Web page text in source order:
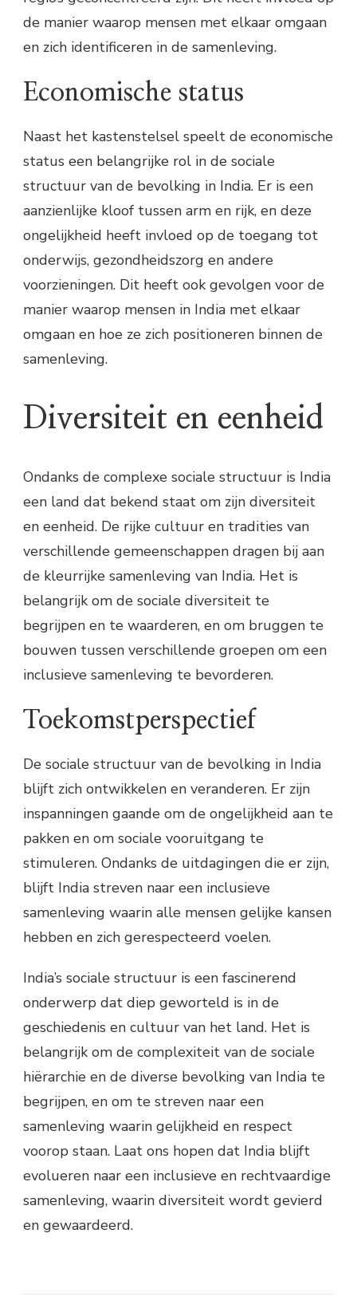
de manier waarop mensen met elkaar omgaan
en zich identificeren in de samenleving.
Economische status
Naast het kastenstelsel speelt de economische
status een belangrijke rol in de sociale
structuur van de bevolking in India. Er is een
aanzienlijke kloof tussen arm en rijk, en deze
ongelijkheid heeft invloed op de toegang tot
onderwijs, gezondheidszorg en andere
voorzieningen. Dit heeft ook gevolgen voor de
manier waarop mensen in India met elkaar
omgaan en hoe ze zich positioneren binnen de
samenleving.
Diversiteit en eenheid
Ondanks de complexe sociale structuur is India
een land dat bekend staat om zijn diversiteit
en eenheid. De rijke cultuur en tradities van
verschillende gemeenschappen dragen bij aan
de kleurrijke samenleving van India. Het is
belangrijk om de sociale diversiteit te
begrijpen en te waarderen, en om bruggen te
bouwen tussen verschillende groepen om een
inclusieve samenleving te bevorderen.
Toekomstperspectief
De sociale structuur van de bevolking in India
blijft zich ontwikkelen en veranderen. Er zijn
inspanningen gaande om de ongelijkheid aan te
pakken en om sociale vooruitgang te
stimuleren. Ondanks de uitdagingen die er zijn,
blijft India streven naar een inclusieve
samenleving waarin alle mensen gelijke kansen
hebben en zich gerespecteerd voelen.
India’s sociale structuur is een fascinerend
onderwerp dat diep geworteld is in de
geschiedenis en cultuur van het land. Het is
belangrijk om de complexiteit van de sociale
hiërarchie en de diverse bevolking van India te
begrijpen, en om te streven naar een
samenleving waarin gelijkheid en respect
voorop staan. Laat ons hopen dat India blijft
evolueren naar een inclusieve en rechtvaardige
samenleving, waarin diversiteit wordt gevierd
en gewaardeerd.